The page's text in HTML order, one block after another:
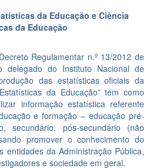
da Educação e Ciência
da Educação
Regulamentar n.º 13/2012 de
do Instituto Nacional de
das estatísticas oficiais da
da Educação” tem como
informação estatística referente
e formação – educação pré-
secundário, pós-secundário (não
promover o conhecimento do
entidades da Administração Pública,
e sociedade em geral.